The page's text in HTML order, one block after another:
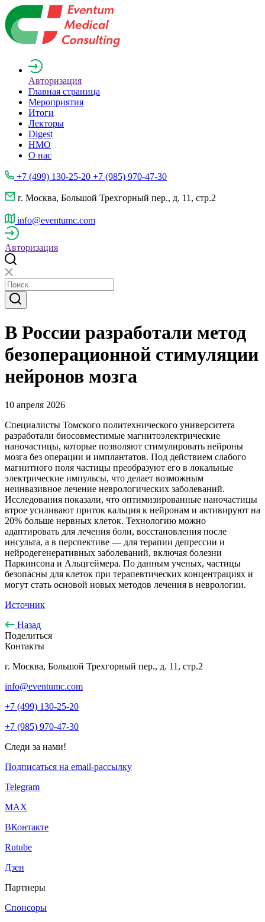
Авторизация
Главная страница
Мероприятия
Итоги
Лекторы
Digest
НМО
О нас
+7 (499) 130-25-20 +7 (985) 970-47-30
г. Москва, Большой Трехгорный пер., д. 11, стр.2
info@eventumc.com
Авторизация
В России разработали метод
безоперационной стимуляции
нейронов мозга
10 апреля 2026
Специалисты Томского политехнического университета
разработали биосовместимые магнитоэлектрические
наночастицы, которые позволяют стимулировать нейроны
мозга без операции и имплантатов. Под действием слабого
магнитного поля частицы преобразуют его в локальные
электрические импульсы, что делает возможным
неинвазивное лечение неврологических заболеваний.
Исследования показали, что оптимизированные наночастицы
втрое усиливают приток кальция к нейронам и активируют на
20% больше нервных клеток. Технологию можно
адаптировать для лечения боли, восстановления после
инсульта, а в перспективе — для терапии депрессии и
нейродегенеративных заболеваний, включая болезни
Паркинсона и Альцгеймера. По данным ученых, частицы
безопасны для клеток при терапевтических концентрациях и
могут стать основой новых методов лечения в неврологии.
Источник
Назад
Поделиться
Контакты
г. Москва, Большой Трехгорный пер., д. 11, стр.2
info@eventumc.com
+7 (499) 130-25-20
+7 (985) 970-47-30
Следи за нами!
Подписаться на email-рассылку
Telegram
МАХ
ВКонтакте
Rutube
Дзен
Партнеры
Спонсоры